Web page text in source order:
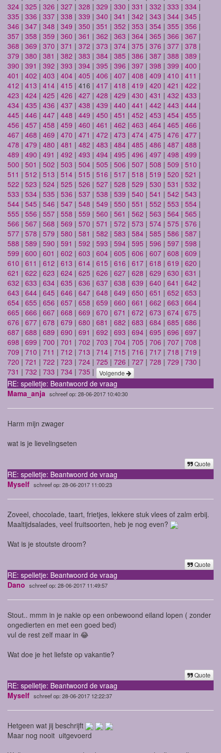
324 | 325 | 326 | 327 | 328 | 329 | 330 | 331 | 332 | 333 | 334 |
335 | 336 | 337 | 338 | 339 | 340 | 341 | 342 | 343 | 344 | 345 |
346 | 347 | 348 | 349 | 350 | 351 | 352 | 353 | 354 | 355 | 356 |
357 | 358 | 359 | 360 | 361 | 362 | 363 | 364 | 365 | 366 | 367 |
368 | 369 | 370 | 371 | 372 | 373 | 374 | 375 | 376 | 377 | 378 |
379 | 380 | 381 | 382 | 383 | 384 | 385 | 386 | 387 | 388 | 389 |
390 | 391 | 392 | 393 | 394 | 395 | 396 | 397 | 398 | 399 | 400 |
401 | 402 | 403 | 404 | 405 | 406 | 407 | 408 | 409 | 410 | 411 |
412 | 413 | 414 | 415 | 416 | 417 | 418 | 419 | 420 | 421 | 422 |
423 | 424 | 425 | 426 | 427 | 428 | 429 | 430 | 431 | 432 | 433 |
434 | 435 | 436 | 437 | 438 | 439 | 440 | 441 | 442 | 443 | 444 |
445 | 446 | 447 | 448 | 449 | 450 | 451 | 452 | 453 | 454 | 455 |
456 | 457 | 458 | 459 | 460 | 461 | 462 | 463 | 464 | 465 | 466 |
467 | 468 | 469 | 470 | 471 | 472 | 473 | 474 | 475 | 476 | 477 |
478 | 479 | 480 | 481 | 482 | 483 | 484 | 485 | 486 | 487 | 488 |
489 | 490 | 491 | 492 | 493 | 494 | 495 | 496 | 497 | 498 | 499 |
500 | 501 | 502 | 503 | 504 | 505 | 506 | 507 | 508 | 509 | 510 |
511 | 512 | 513 | 514 | 515 | 516 | 517 | 518 | 519 | 520 | 521 |
522 | 523 | 524 | 525 | 526 | 527 | 528 | 529 | 530 | 531 | 532 |
533 | 534 | 535 | 536 | 537 | 538 | 539 | 540 | 541 | 542 | 543 |
544 | 545 | 546 | 547 | 548 | 549 | 550 | 551 | 552 | 553 | 554 |
555 | 556 | 557 | 558 | 559 | 560 | 561 | 562 | 563 | 564 | 565 |
566 | 567 | 568 | 569 | 570 | 571 | 572 | 573 | 574 | 575 | 576 |
577 | 578 | 579 | 580 | 581 | 582 | 583 | 584 | 585 | 586 | 587 |
588 | 589 | 590 | 591 | 592 | 593 | 594 | 595 | 596 | 597 | 598 |
599 | 600 | 601 | 602 | 603 | 604 | 605 | 606 | 607 | 608 | 609 |
610 | 611 | 612 | 613 | 614 | 615 | 616 | 617 | 618 | 619 | 620 |
621 | 622 | 623 | 624 | 625 | 626 | 627 | 628 | 629 | 630 | 631 |
632 | 633 | 634 | 635 | 636 | 637 | 638 | 639 | 640 | 641 | 642 |
643 | 644 | 645 | 646 | 647 | 648 | 649 | 650 | 651 | 652 | 653 |
654 | 655 | 656 | 657 | 658 | 659 | 660 | 661 | 662 | 663 | 664 |
665 | 666 | 667 | 668 | 669 | 670 | 671 | 672 | 673 | 674 | 675 |
676 | 677 | 678 | 679 | 680 | 681 | 682 | 683 | 684 | 685 | 686 |
687 | 688 | 689 | 690 | 691 | 692 | 693 | 694 | 695 | 696 | 697 |
698 | 699 | 700 | 701 | 702 | 703 | 704 | 705 | 706 | 707 | 708 |
709 | 710 | 711 | 712 | 713 | 714 | 715 | 716 | 717 | 718 | 719 |
720 | 721 | 722 | 723 | 724 | 725 | 726 | 727 | 728 | 729 | 730 |
731 | 732 | 733 | 734 | 735 | Volgende
RE: spelletje: Beantwoord de vraag
Mama_anja schreef op: 28-06-2017 10:40:30
Harm mijn zwager
wat is je lievelingseten
Quote
RE: spelletje: Beantwoord de vraag
Myself schreef op: 28-06-2017 11:00:23
Zoveel, chocolade, taart, frietjes, lekkere stuk vlees of zalm erbij.
Maaltijdsalades, veel fruitsoorten, heb je nog even?
Wat is je stoutste droom?
Quote
RE: spelletje: Beantwoord de vraag
Dano schreef op: 28-06-2017 11:49:57
Stout.. mmm in je nakie op een onbewoond eiland lopen ( zonder
ongedierten en met een goed bed)
vul de rest zelf maar in 😂
Wat doe je het liefste op vakantie?
Quote
RE: spelletje: Beantwoord de vraag
Myself schreef op: 28-06-2017 12:22:37
Hetgeen wat jij beschrijft
Maar nog nooit uitgevoerd